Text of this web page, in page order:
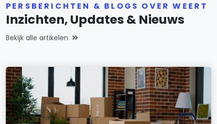
PERSBERICHTEN & BLOGS OVER WEERT
Inzichten, Updates & Nieuws
Bekijk alle artikelen